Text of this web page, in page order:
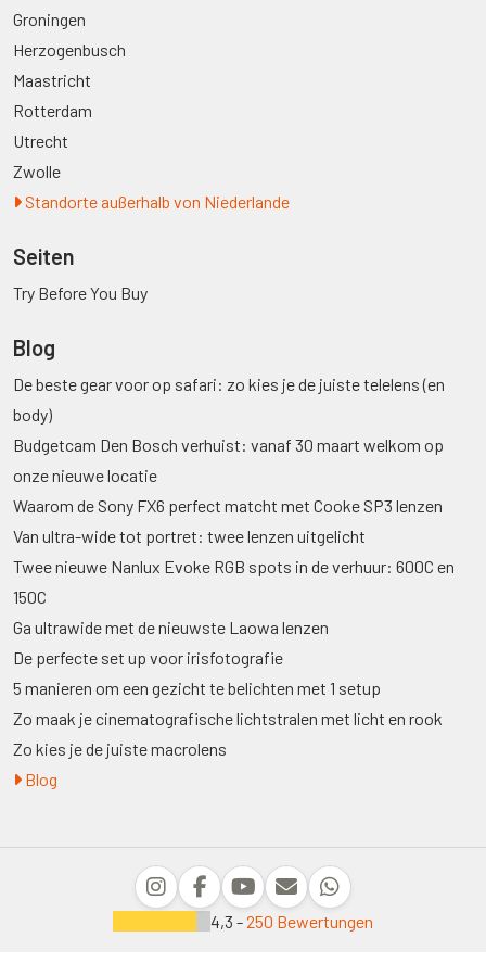
Groningen
Herzogenbusch
Maastricht
Rotterdam
Utrecht
Zwolle
Standorte außerhalb von Niederlande
Seiten
Try Before You Buy
Blog
De beste gear voor op safari: zo kies je de juiste telelens (en
body)
Budgetcam Den Bosch verhuist: vanaf 30 maart welkom op
onze nieuwe locatie
Waarom de Sony FX6 perfect matcht met Cooke SP3 lenzen
Van ultra-wide tot portret: twee lenzen uitgelicht
Twee nieuwe Nanlux Evoke RGB spots in de verhuur: 600C en
150C
Ga ultrawide met de nieuwste Laowa lenzen
De perfecte set up voor irisfotografie
5 manieren om een gezicht te belichten met 1 setup
Zo maak je cinematografische lichtstralen met licht en rook
Zo kies je de juiste macrolens
Blog
4,3 -250 Bewertungen